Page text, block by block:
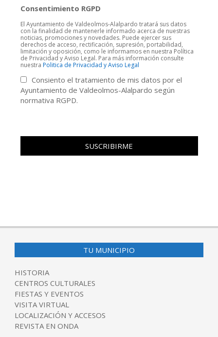
Consentimiento RGPD
El Ayuntamiento de Valdeolmos-Alalpardo tratará sus datos
con la finalidad de mantenerle informado acerca de nuestras
noticias, promociones y novedades. Puede ejercer sus
derechos de acceso, rectificación, supresión, portabilidad,
limitación y oposición, como le informamos en nuestra Política
de Privacidad y Aviso Legal. Para más información consulte
nuestra Politica de Privacidad y Aviso Legal
Consiento el tratamiento de mis datos por el
Ayuntamiento de Valdeolmos-Alalpardo según
normativa RGPD.
TU MUNICIPIO
HISTORIA
CENTROS CULTURALES
FIESTAS Y EVENTOS
VISITA VIRTUAL
LOCALIZACIÓN Y ACCESOS
REVISTA EN ONDA